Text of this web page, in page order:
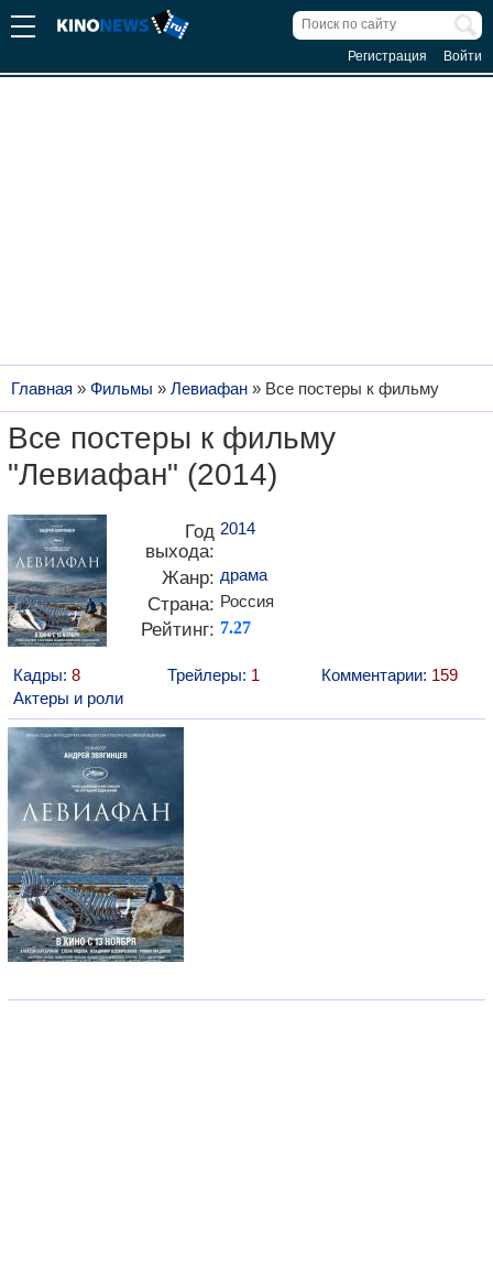
Регистрация Войти
Главная » Фильмы » Левиафан » Все постеры к фильму
Все постеры к фильму
"Левиафан" (2014)
Год
выхода:
2014
Жанр: драма
Страна: Россия
Рейтинг: 7.27
Кадры: 8 Трейлеры: 1 Комментарии: 159
Актеры и роли